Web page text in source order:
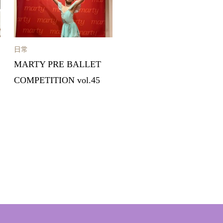
日常
MARTY PRE BALLET
COMPETITION vol.45